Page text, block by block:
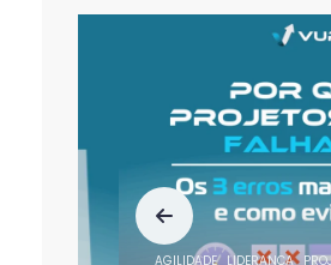
AGILIDADE LIDERANÇA PROJETOS